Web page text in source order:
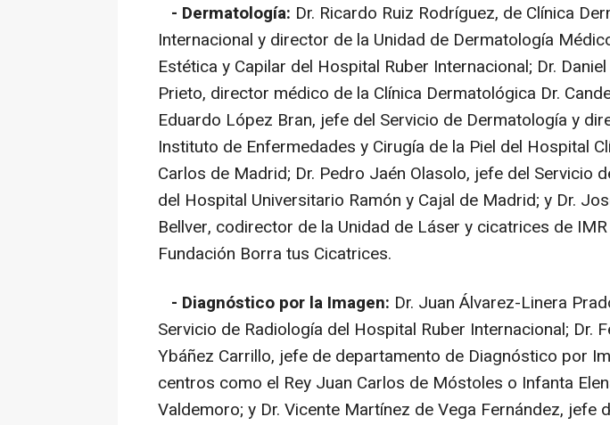
- Dermatología: Dr. Ricardo Ruiz Rodríguez, de Clínica
Internacional y director de la Unidad de Dermatología
Estética y Capilar del Hospital Ruber Internacional; Dr.
Prieto, director médico de la Clínica Dermatológica Dr.
Eduardo López Bran, jefe del Servicio de Dermatología y
Instituto de Enfermedades y Cirugía de la Piel del Hospital
Carlos de Madrid; Dr. Pedro Jaén Olasolo, jefe del Servicio
del Hospital Universitario Ramón y Cajal de Madrid; y Dr.
Bellver, codirector de la Unidad de Láser y cicatrices de
Fundación Borra tus Cicatrices.
- Diagnóstico por la Imagen: Dr. Juan Álvarez-Linera
Servicio de Radiología del Hospital Ruber Internacional; Dr.
Ybáñez Carrillo, jefe de departamento de Diagnóstico por
centros como el Rey Juan Carlos de Móstoles o Infanta
Valdemoro; y Dr. Vicente Martínez de Vega Fernández, jefe